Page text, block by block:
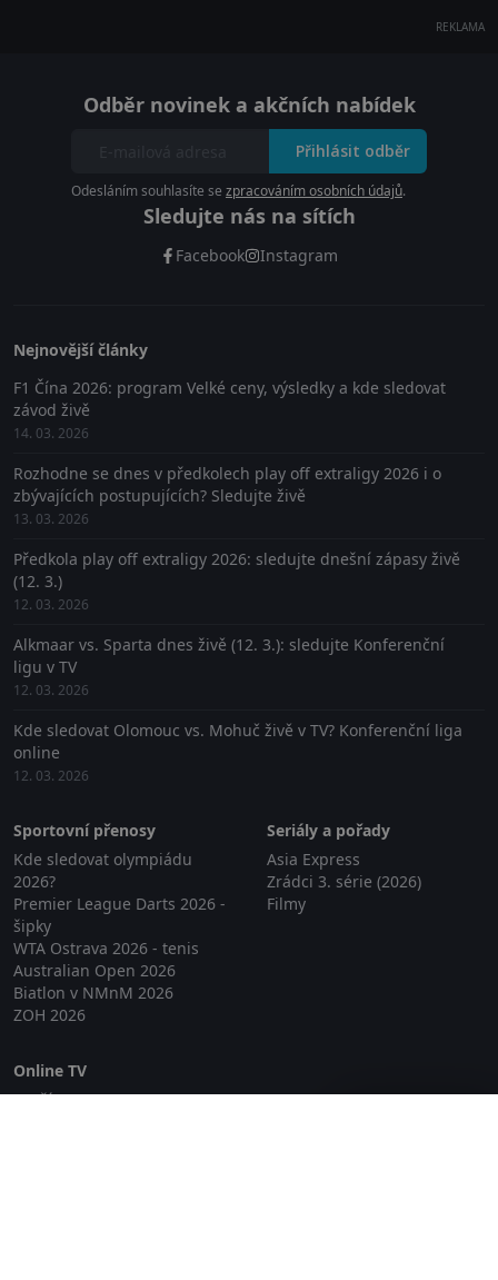
REKLAMA
Odběr novinek a akčních nabídek
Přihlásit odběr
Odesláním souhlasíte se zpracováním osobních údajů.
Sledujte nás na sítích
Facebook Instagram
Nejnovější články
F1 Čína 2026: program Velké ceny, výsledky a kde sledovat
závod živě
14. 03. 2026
Rozhodne se dnes v předkolech play off extraligy 2026 i o
zbývajících postupujících? Sledujte živě
13. 03. 2026
Předkola play off extraligy 2026: sledujte dnešní zápasy živě
(12. 3.)
12. 03. 2026
Alkmaar vs. Sparta dnes živě (12. 3.): sledujte Konferenční
ligu v TV
12. 03. 2026
Kde sledovat Olomouc vs. Mohuč živě v TV? Konferenční liga
online
12. 03. 2026
Sportovní přenosy
Kde sledovat olympiádu
2026?
Premier League Darts 2026 -
šipky
WTA Ostrava 2026 - tenis
Australian Open 2026
Biatlon v NMnM 2026
ZOH 2026
Seriály a pořady
Asia Express
Zrádci 3. série (2026)
Filmy
Online TV
Lepší.TV